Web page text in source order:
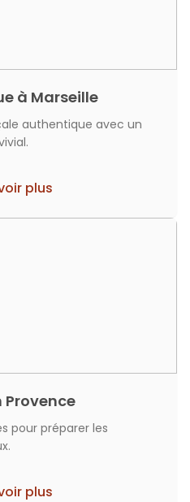
à Marseille
authentique avec un
plus
Provence
pour préparer les
plus